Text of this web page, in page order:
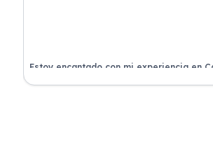
Estoy encantado con mi experiencia en
Renting. El coche llegó en perfectas